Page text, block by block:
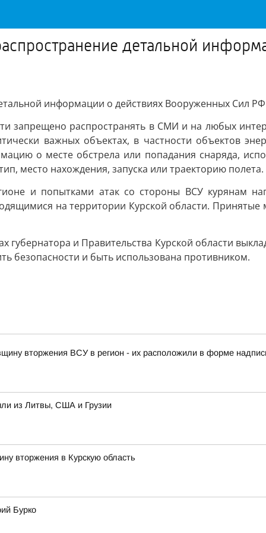
детальной
информации о действиях Вооруженных Сил РФ
запрещено распространять в СМИ и на любых
важных объектах, в частности объектов
о месте обстрела или попадания снаряда,
место нахождения, запуска или траекторию полета.
и попытками атак со стороны ВСУ курянам
на территории Курской области.
и Правительства Курской области
безопасности и быть использована противником.
вторжения ВСУ в регион - их расположили в форме
из Литвы, США и Грузии
вторжения в Курскую область
Бурко